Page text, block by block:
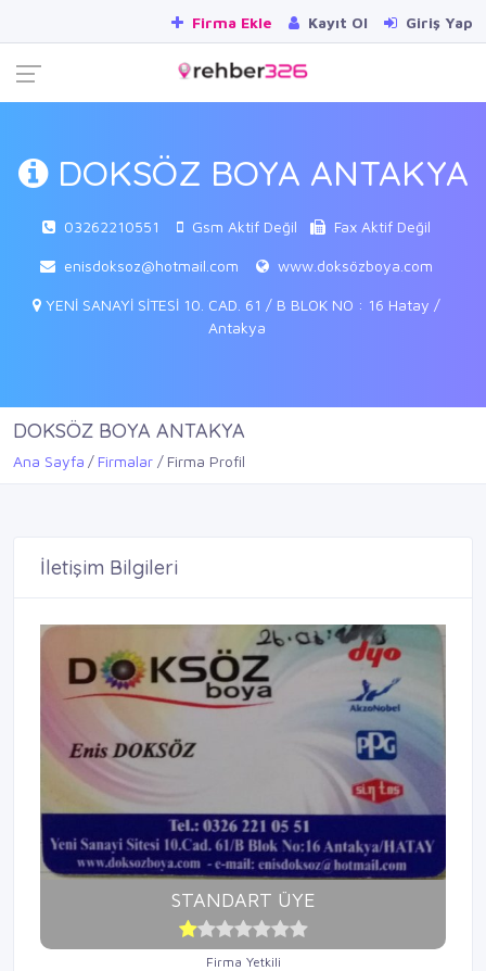
Firma Ekle Kayıt Ol Giriş Yap
DOKSÖZ BOYA ANTAKYA
03262210551 Gsm Aktif Değil Fax Aktif Değil
enisdoksoz@hotmail.com www.doksözboya.com
YENİ SANAYİ SİTESİ 10. CAD. 61 / B BLOK NO : 16 Hatay /
Antakya
DOKSÖZ BOYA ANTAKYA
Ana Sayfa Firmalar Firma Profil
İletişim Bilgileri
STANDART ÜYE
Firma Yetkili